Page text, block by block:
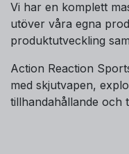
Vi har en komplett
utöver våra egna
produktutveckling
Action Reaction
med skjutvapen,
tillhandahållande och